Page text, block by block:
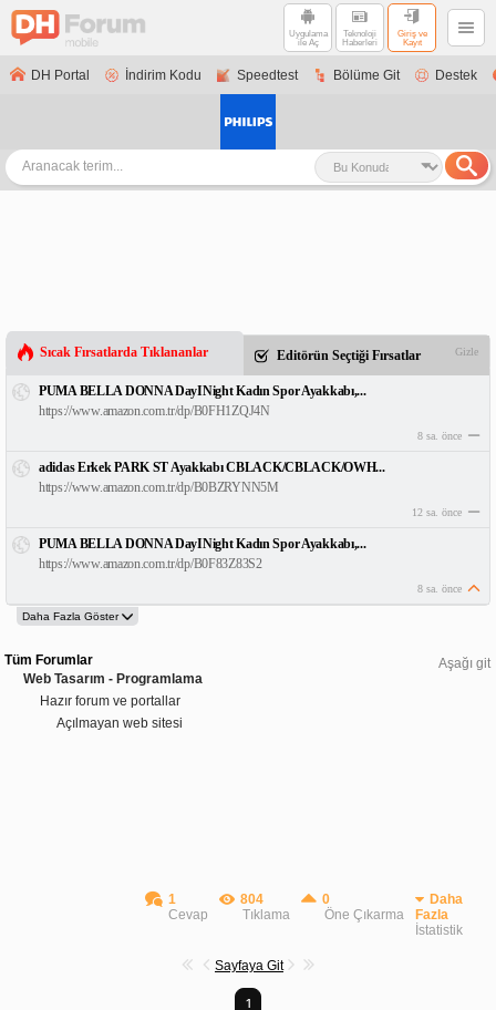
Uygulama
ile Aç
Teknoloji
Haberleri
Giriş ve
Kayıt
DH Portal İndirim Kodu Speedtest Bölüme Git Destek
Sıcak Fırsatlarda Tıklananlar Editörün Seçtiği Fırsatlar Gizle
PUMA BELLA DONNA DayINight Kadın Spor Ayakkabı,...
https://www.amazon.com.tr/dp/B0FH1ZQJ4N
8 sa. önce
adidas Erkek PARK ST Ayakkabı CBLACK/CBLACK/OWH...
https://www.amazon.com.tr/dp/B0BZRYNN5M
12 sa. önce
PUMA BELLA DONNA DayINight Kadın Spor Ayakkabı,...
https://www.amazon.com.tr/dp/B0F83Z83S2
8 sa. önce
Aşağı git
Tüm Forumlar
Web Tasarım - Programlama
Hazır forum ve portallar
Açılmayan web sitesi
1
Cevap
804
Tıklama
0
Öne Çıkarma
Daha
Fazla
İstatistik
Sayfaya Git
1